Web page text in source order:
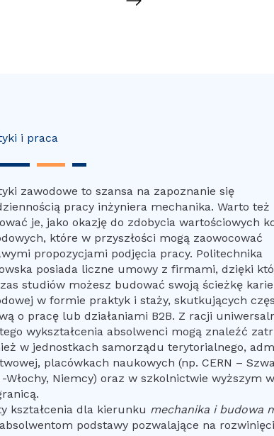
i praca
zawodowe to szansa na zapoznanie się
pracy inżyniera mechanika. Warto też
je, jako okazję do zdobycia wartościowych
które w przyszłości mogą zaowocować
propozycjami podjęcia pracy. Politechnika
posiada liczne umowy z firmami, dzięki
studiów możesz budować swoją ścieżkę
w formie praktyk i staży, skutkujących
o pracę lub działaniami B2B. Z racji
wykształcenia absolwenci mogą znaleźć
w jednostkach samorządu terytorialnego,
placówkach naukowych (np. CERN –
-Włochy, Niemcy) oraz w szkolnictwie wyższym
kształcenia dla kierunku mechanika i budowa
podstawy pozwalające na